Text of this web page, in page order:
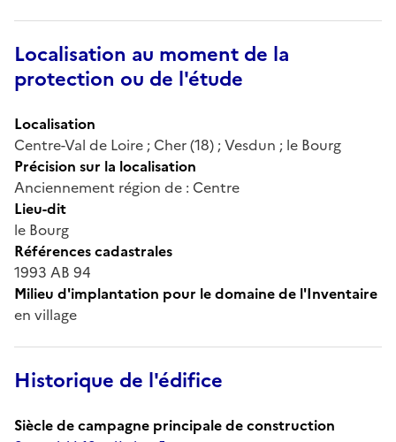
Localisation au moment de la
protection ou de l'étude
Localisation
Centre-Val de Loire ; Cher (18) ; Vesdun ; le Bourg
Précision sur la localisation
Anciennement région de : Centre
Lieu-dit
le Bourg
Références cadastrales
1993 AB 94
Milieu d'implantation pour le domaine de l'Inventaire
en village
Historique de l'édifice
Siècle de campagne principale de construction